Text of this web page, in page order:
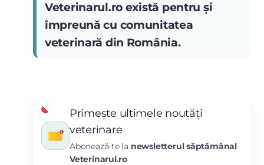
Veterinarul.ro există pentru și
împreună cu comunitatea
veterinară din România.
Primește ultimele noutăți
veterinare
Abonează-te la newsletterul săptămânal
Veterinarul.ro